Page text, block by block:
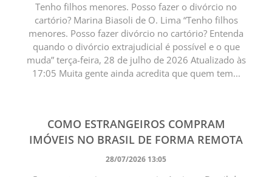
Tenho filhos menores. Posso fazer o divórcio no
cartório? Marina Biasoli de O. Lima “Tenho filhos
menores. Posso fazer divórcio no cartório? Entenda
quando o divórcio extrajudicial é possível e o que
muda” terça-feira, 28 de julho de 2026 Atualizado às
17:05 Muita gente ainda acredita que quem tem...
COMO ESTRANGEIROS COMPRAM
IMÓVEIS NO BRASIL DE FORMA REMOTA
28/07/2026 13:05